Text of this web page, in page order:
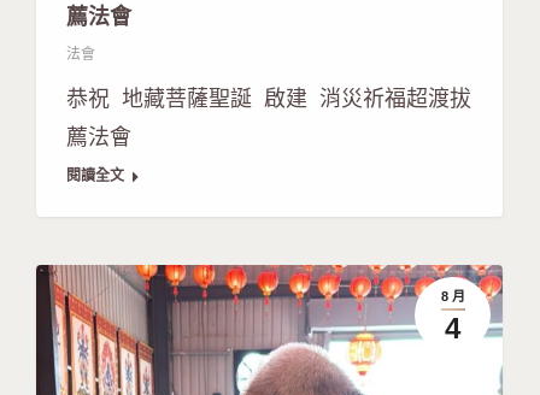
薦法會
法會
恭祝 地藏菩薩聖誕 啟建 消災祈福超渡拔
薦法會
閱讀全文
8 月
4